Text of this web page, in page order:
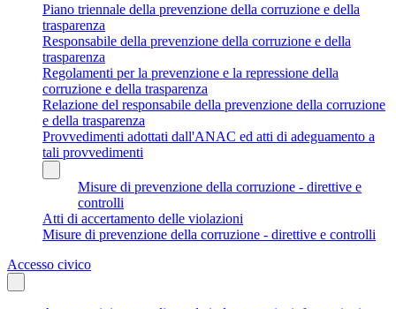
Piano triennale della prevenzione della corruzione e della
trasparenza
Responsabile della prevenzione della corruzione e della
trasparenza
Regolamenti per la prevenzione e la repressione della
corruzione e della trasparenza
Relazione del responsabile della prevenzione della corruzione
e della trasparenza
Provvedimenti adottati dall'ANAC ed atti di adeguamento a
tali provvedimenti
Misure di prevenzione della corruzione - direttive e
controlli
Atti di accertamento delle violazioni
Misure di prevenzione della corruzione - direttive e controlli
Accesso civico